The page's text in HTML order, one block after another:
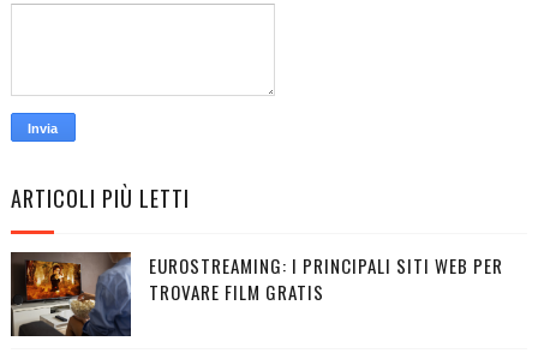
ARTICOLI PIÙ LETTI
EUROSTREAMING: I PRINCIPALI SITI WEB PER
TROVARE FILM GRATIS